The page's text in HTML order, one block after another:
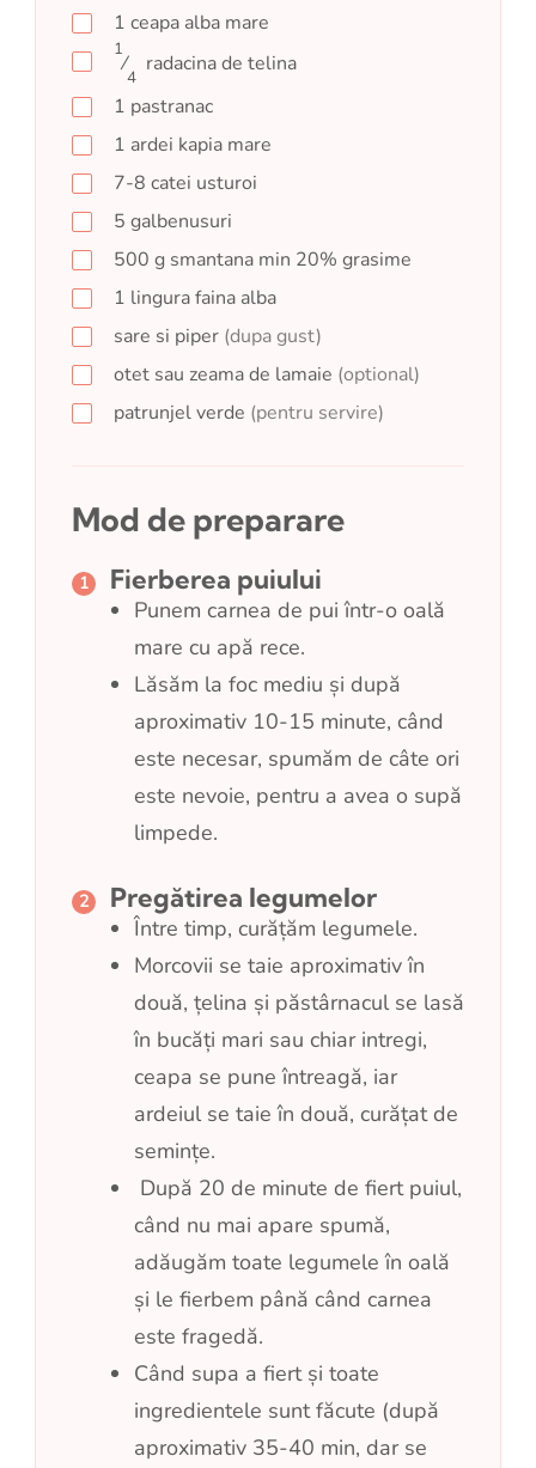
1 ceapa alba mare
1
⁄
4
radacina de telina
1 pastranac
1 ardei kapia mare
7-8 catei usturoi
5 galbenusuri
500 g smantana min 20% grasime
1 lingurafaina alba
sare si piper (dupa gust)
otet sau zeama de lamaie (optional)
patrunjel verde (pentru servire)
Mod de preparare
Fierberea puiului
Punem carnea de pui într-o oală
mare cu apă rece.
Lăsăm la foc mediu și după
aproximativ 10-15 minute, când
este necesar, spumăm de câte ori
este nevoie, pentru a avea o supă
limpede.
Pregătirea legumelor
Între timp, curățăm legumele.
Morcovii se taie aproximativ în
două, țelina și păstârnacul se lasă
în bucăți mari sau chiar intregi,
ceapa se pune întreagă, iar
ardeiul se taie în două, curățat de
semințe.
După 20 de minute de fiert puiul,
când nu mai apare spumă,
adăugăm toate legumele în oală
și le fierbem până când carnea
este fragedă.
Când supa a fiert și toate
ingredientele sunt făcute (după
aproximativ 35-40 min, dar se